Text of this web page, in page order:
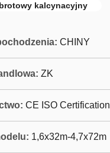
kalcynacyjny
CHINY
ZK
CE ISO Certification
1,6x32m-4,7x72m